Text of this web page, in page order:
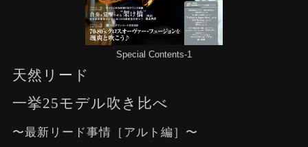
Special Contents-1
天然リード
一挙25モデル吹き比べ
〜最新リード事情［アルト編］〜